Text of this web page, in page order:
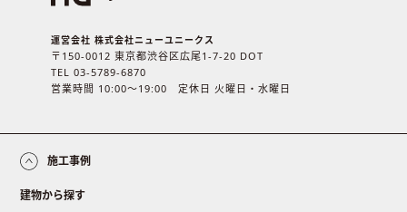
運営会社 株式会社ニューユニークス
〒150-0012 東京都渋谷区広尾1-7-20 DOT
TEL 03-5789-6870
営業時間 10:00〜19:00 定休日 火曜日・水曜日
施工事例
建物から探す